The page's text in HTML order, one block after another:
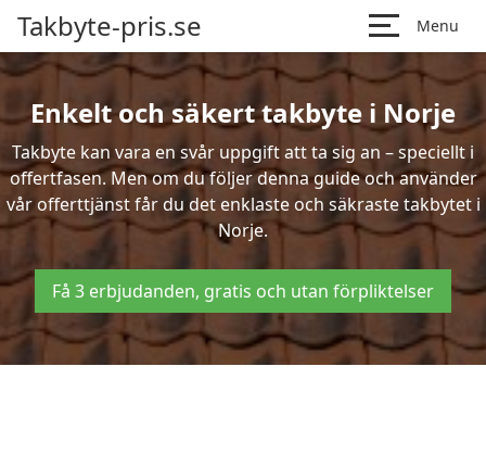
Takbyte-pris.se Menu
Enkelt och säkert takbyte i Norje
Takbyte kan vara en svår uppgift att ta sig an – speciellt i
offertfasen. Men om du följer denna guide och använder
vår offerttjänst får du det enklaste och säkraste takbytet i
Norje.
Få 3 erbjudanden, gratis och utan förpliktelser